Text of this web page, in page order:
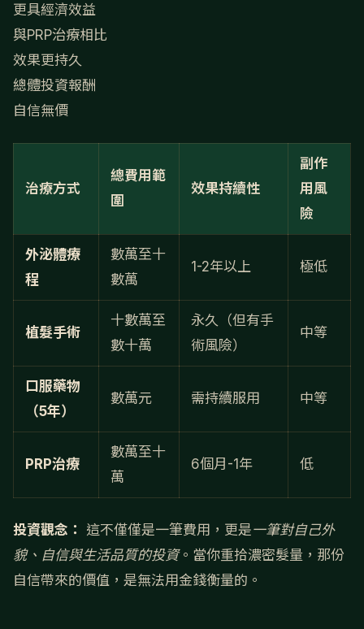
更具經濟效益
與PRP治療相比
效果更持久
總體投資報酬
自信無價
治療方式
總費用範
圍
效果持續性
副作
用風
險
外泌體療
程
數萬至十
數萬
1-2年以上 極低
植髮手術
十數萬至
數十萬
永久（但有手
術風險）
中等
口服藥物
（5年）
數萬元 需持續服用 中等
PRP治療
數萬至十
萬
6個月-1年 低
投資觀念： 這不僅僅是一筆費用，更是一筆對自己外
貌、自信與生活品質的投資。當你重拾濃密髮量，那份
自信帶來的價值，是無法用金錢衡量的。